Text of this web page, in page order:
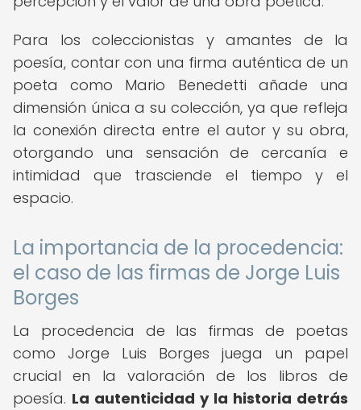
Para los coleccionistas y amantes de la
poesía, contar con una firma auténtica de un
poeta como Mario Benedetti añade una
dimensión única a su colección, ya que refleja
la conexión directa entre el autor y su obra,
otorgando una sensación de cercanía e
intimidad que trasciende el tiempo y el
espacio.
La importancia de la procedencia:
el caso de las firmas de Jorge Luis
Borges
La procedencia de las firmas de poetas
como Jorge Luis Borges juega un papel
crucial en la valoración de los libros de
poesía. La autenticidad y la historia detrás